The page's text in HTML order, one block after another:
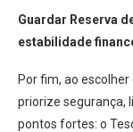
Guardar Reserva
estabilidade
Por fim, ao escolher
priorize segurança,
pontos fortes: o